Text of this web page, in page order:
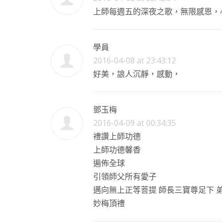
上師每週五的深夜之歌，無限感恩，
學員
2016-04-08 at 23:43:12
好美，誏人沉靜，感動，
鄧玉梅
2016-04-09 at 00:34:35
禮讚上師功德
上師功德馨香
遍佈全球
引領師父所有愛子
邁向無上正等菩提 師長三寶尊足下
妙梅頂禮